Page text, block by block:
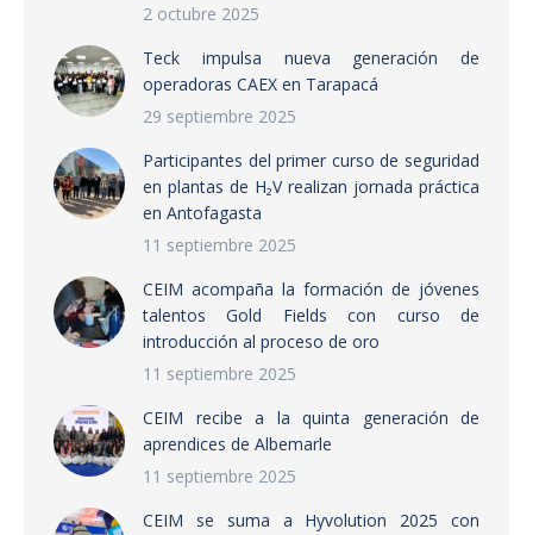
2 octubre 2025
Teck impulsa nueva generación de
operadoras CAEX en Tarapacá
29 septiembre 2025
Participantes del primer curso de seguridad
en plantas de H₂V realizan jornada práctica
en Antofagasta
11 septiembre 2025
CEIM acompaña la formación de jóvenes
talentos Gold Fields con curso de
introducción al proceso de oro
11 septiembre 2025
CEIM recibe a la quinta generación de
aprendices de Albemarle
11 septiembre 2025
CEIM se suma a Hyvolution 2025 con